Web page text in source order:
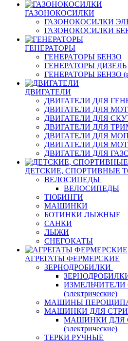
ГАЗОНОКОСИЛКИ
ГАЗОНОКОСИЛКИ
ГАЗОНОКОСИЛКИ
ГЕНЕРАТОРЫ
ГЕНЕРАТОРЫ БЕНЗО
ГЕНЕРАТОРЫ ДИЗЕЛЬ
ГЕНЕРАТОРЫ БЕНЗО
ДВИГАТЕЛИ
ДВИГАТЕЛИ ДЛЯ
ДВИГАТЕЛИ ДЛЯ
ДВИГАТЕЛИ ДЛЯ
ДВИГАТЕЛИ ДЛЯ
ДВИГАТЕЛИ ДЛЯ
ДВИГАТЕЛИ ДЛЯ
ДВИГАТЕЛИ ДЛЯ
ДЕТСКИЕ, СПОРТИВНЫЕ
ВЕЛОСИПЕДЫ
ВЕЛОСИПЕДЫ
ТЮБИНГИ
МАШИНКИ
БОТИНКИ ЛЫЖНЫЕ
САНКИ
ЛЫЖИ
СНЕГОКАТЫ
АГРЕГАТЫ ФЕРМЕРСКИЕ
ЗЕРНОДРОБИЛКИ
ЗЕРНОДРОБИЛКИ
(электрические)
МАШИНЫ
МАШИНКИ ДЛЯ
МАШИНКИ ДЛЯ
(электрические)
ТЕРКИ РУЧНЫЕ